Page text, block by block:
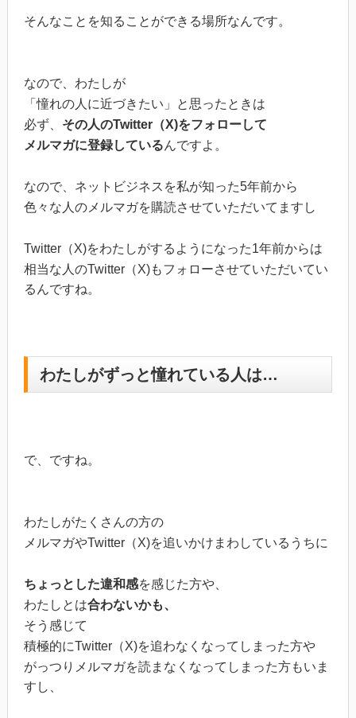
そんなことを知ることができる場所なんです。
なので、わたしが
「憧れの人に近づきたい」と思ったときは
必ず、 その人のTwitter（X)をフォローして
メルマガに登録しているんですよ。
なので、ネットビジネスを私が知った5年前から
色々な人のメルマガを購読させていただいてますし
Twitter（X)をわたしがするようになった1年前からは
相当な人のTwitter（X)もフォローさせていただいてい
るんですね。
わたしがずっと憧れている人は…
で、ですね。
わたしがたくさんの方の
メルマガやTwitter（X)を追いかけまわしているうちに
ちょっとした違和感を感じた方や、
わたしとは合わないかも、
そう感じて
積極的にTwitter（X)を追わなくなってしまった方や
がっつりメルマガを読まなくなってしまった方もいま
すし、